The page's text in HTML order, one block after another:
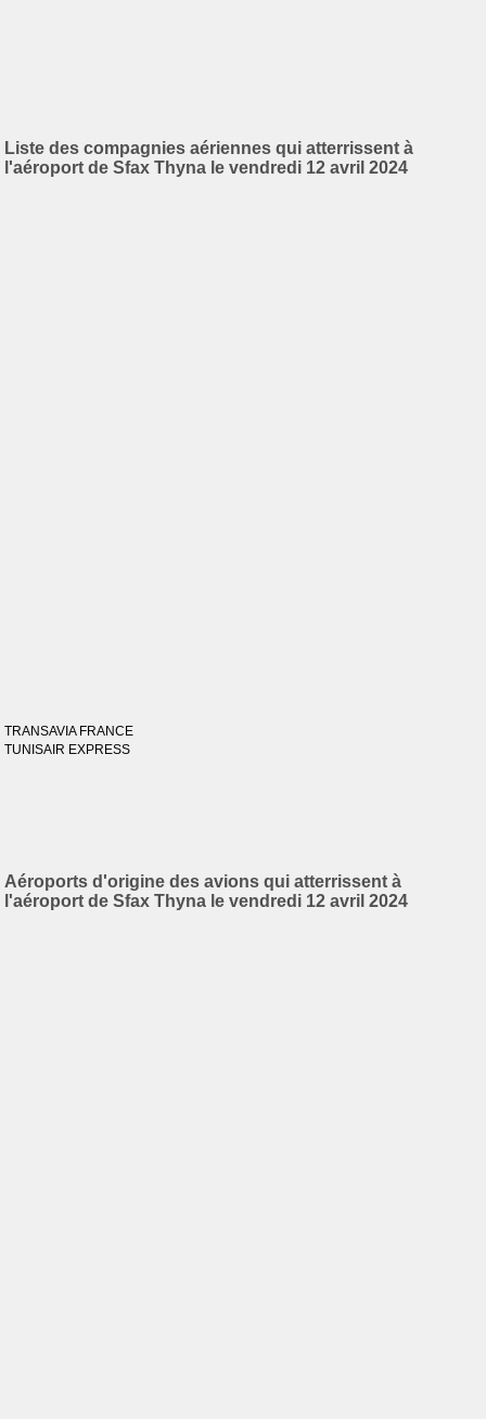
Liste des compagnies aériennes qui atterrissent à
l'aéroport de Sfax Thyna le vendredi 12 avril 2024
TRANSAVIA FRANCE
TUNISAIR EXPRESS
Aéroports d'origine des avions qui atterrissent à
l'aéroport de Sfax Thyna le vendredi 12 avril 2024